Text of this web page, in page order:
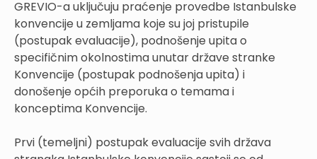
GREVIO-a uključuju praćenje provedbe Istanbulske
konvencije u zemljama koje su joj pristupile
(postupak evaluacije), podnošenje upita o
specifičnim okolnostima unutar države stranke
Konvencije (postupak podnošenja upita) i
donošenje općih preporuka o temama i
konceptima Konvencije.
Prvi (temeljni) postupak evaluacije svih država